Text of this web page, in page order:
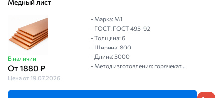
Медный лист
В наличии
От 1880 ₽
Цена от 19.07.2026
- Марка: М1
- ГОСТ: ГОСТ 495-92
- Толщина: 6
- Ширина: 800
- Длина: 5000
- Метод изготовления: горячекат...